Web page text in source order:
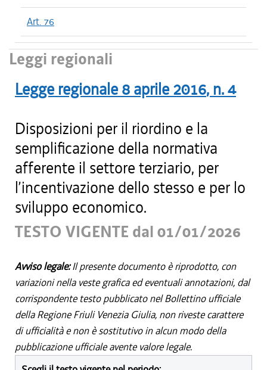
Art. 76
Leggi regionali
Legge regionale 8 aprile 2016, n.4
Disposizioni per il riordino e la
semplificazione della normativa
afferente il settore terziario, per
l’incentivazione dello stesso e per lo
sviluppo economico.
TESTO VIGENTE dal 01/01/2026
Avviso legale:Il presente documento è riprodotto, con
variazioni nella veste grafica ed eventuali annotazioni, dal
corrispondente testo pubblicato nel Bollettino ufficiale
della Regione Friuli Venezia Giulia, non riveste carattere
di ufficialità e non è sostitutivo in alcun modo della
pubblicazione ufficiale avente valore legale.